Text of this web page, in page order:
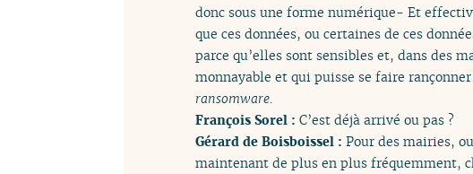
donc sous une forme numérique- Et
que ces données, ou certaines de ces
parce qu’elles sont sensibles et, dans des
monnayable et qui puisse se faire
ransomware
François Sorel : C’est déjà arrivé ou pas ?
Gérard de Boisboissel : Pour des mairies,
maintenant de plus en plus fréquemment,